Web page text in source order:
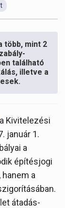
több, mint 2
található
illetve a
a Kivitelezési
január 1.
a
építésjogi
a
átadás-